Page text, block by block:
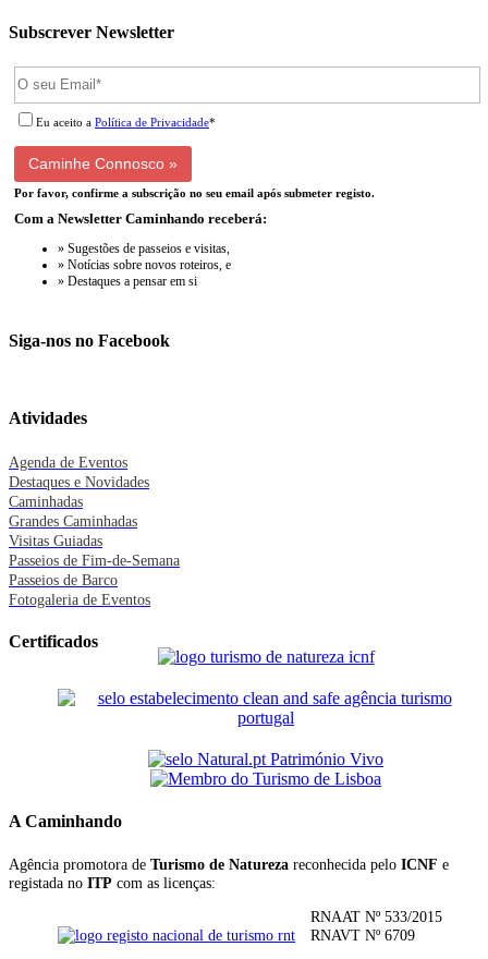
Subscrever Newsletter
Eu aceito a Política de Privacidade*
Por favor, confirme a subscrição no seu email após submeter registo.
Com a Newsletter Caminhando receberá:
» Sugestões de passeios e visitas,
» Notícias sobre novos roteiros, e
» Destaques a pensar em si
Siga-nos no Facebook
Atividades
Agenda de Eventos
Destaques e Novidades
Caminhadas
Grandes Caminhadas
Visitas Guiadas
Passeios de Fim-de-Semana
Passeios de Barco
Fotogaleria de Eventos
Certificados
A Caminhando
Agência promotora de Turismo de Natureza reconhecida pelo ICNF e
registada no ITP com as licenças:
RNAAT Nº 533/2015
RNAVT Nº 6709